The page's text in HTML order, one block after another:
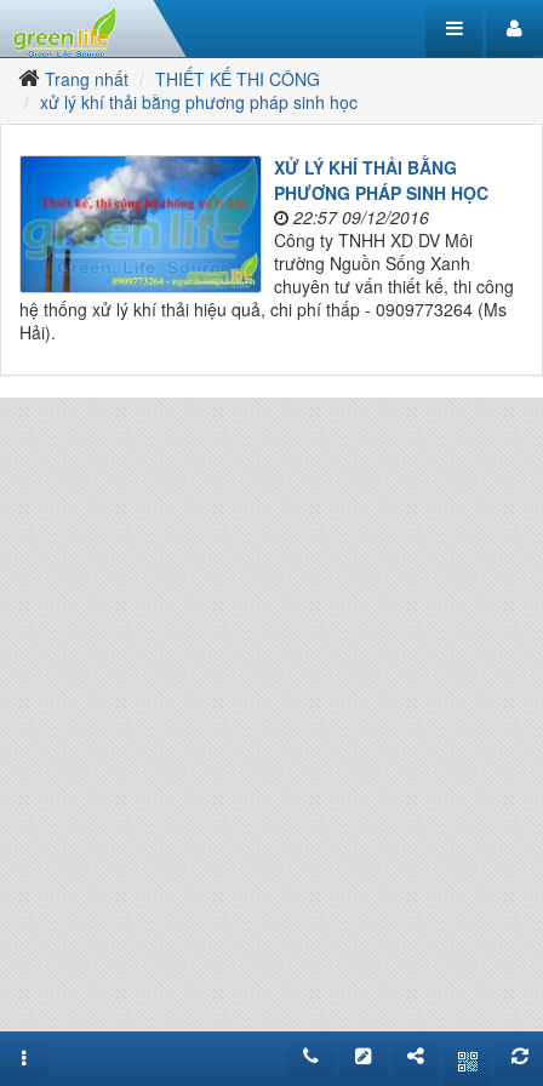
Trang nhất
THIẾT KẾ THI CÔNG
xử lý khí thải bằng phương pháp sinh học
XỬ LÝ KHÍ THẢI BẰNG
PHƯƠNG PHÁP SINH HỌC
22:57 09/12/2016
Công ty TNHH XD DV Môi
trường Nguồn Sống Xanh
chuyên tư vấn thiết kế, thi công
hệ thống xử lý khí thải hiệu quả, chi phí thấp - 0909773264 (Ms
Hải).